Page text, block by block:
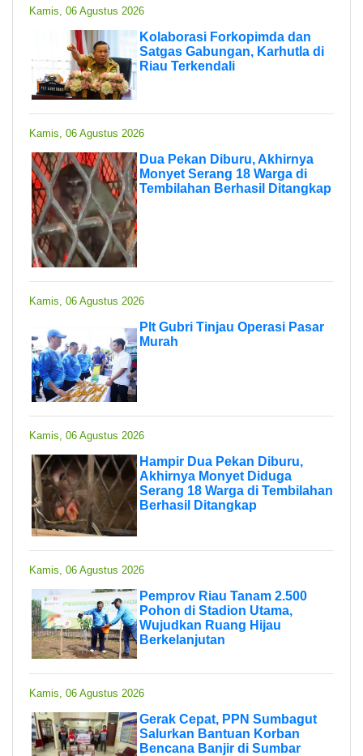
Kamis, 06 Agustus 2026
Kolaborasi Forkopimda dan
Satgas Gabungan, Karhutla di
Riau Terkendali
Kamis, 06 Agustus 2026
Dua Pekan Diburu, Akhirnya
Monyet Serang 18 Warga di
Tembilahan Berhasil Ditangkap
Kamis, 06 Agustus 2026
Plt Gubri Tinjau Operasi Pasar
Murah
Kamis, 06 Agustus 2026
Hampir Dua Pekan Diburu,
Akhirnya Monyet Diduga
Serang 18 Warga di Tembilahan
Berhasil Ditangkap
Kamis, 06 Agustus 2026
Pemprov Riau Tanam 2.500
Pohon di Stadion Utama,
Wujudkan Ruang Hijau
Berkelanjutan
Kamis, 06 Agustus 2026
Gerak Cepat, PPN Sumbagut
Salurkan Bantuan Korban
Bencana Banjir di Sumbar